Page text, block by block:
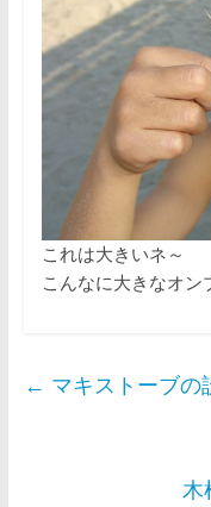
これは大きいネ～
こんなに大きなオン
← マキストーブの
木